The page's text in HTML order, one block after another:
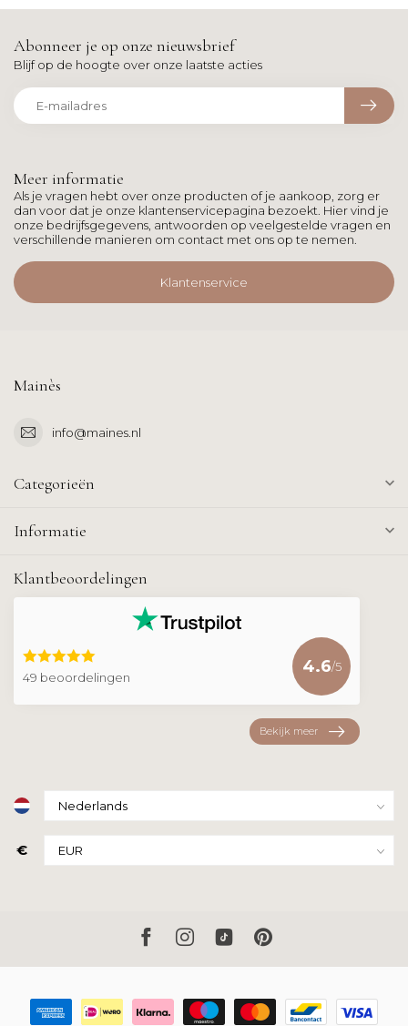
Meer informatie
Als je vragen hebt over onze producten of je aankoop, zorg er
dan voor dat je onze klantenservicepagina bezoekt. Hier vind je
onze bedrijfsgegevens, antwoorden op veelgestelde vragen en
verschillende manieren om contact met ons op te nemen.
Klantenservice
Abonneer je op onze nieuwsbrief
Blijf op de hoogte over onze laatste acties
Mainès
info@maines.nl
Categorieën
Informatie
Klantbeoordelingen
49 beoordelingen
4.6/5
Bekijk meer
€